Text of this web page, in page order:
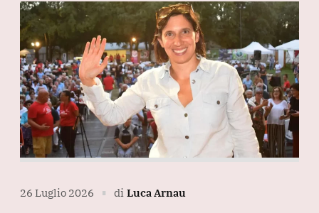
26 Luglio 2026 ∎ di Luca Arnau